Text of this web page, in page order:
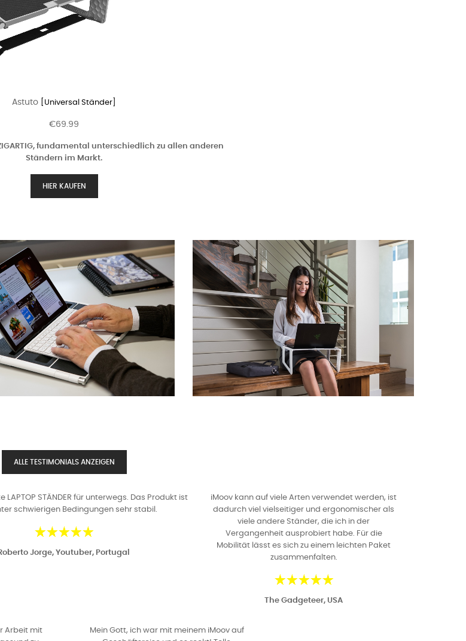
Astuto [Universal Ständer]
€69.99
fundamental unterschiedlich zu allen anderen
Ständern im Markt.
HIER KAUFEN
ALLE TESTIMONIALS ANZEIGEN
LAPTOP STÄNDER für unterwegs. Das Produkt ist
schwierigen Bedingungen sehr stabil.
Jorge, Youtuber, Portugal
iMoov kann auf viele Arten verwendet werden, ist
dadurch viel vielseitiger und ergonomischer als
viele andere Ständer, die ich in der
Vergangenheit ausprobiert habe. Für die
Mobilität lässt es sich zu einem leichten Paket
zusammenfalten.
The Gadgeteer, USA
Arbeit mit
Mein Gott, ich war mit meinem iMoov auf